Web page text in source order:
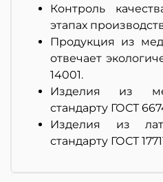
Контроль
этапах
Продукция из
отвечает
14001.
Изделия из
стандарту ГОСТ
Изделия из
стандарту ГОСТ